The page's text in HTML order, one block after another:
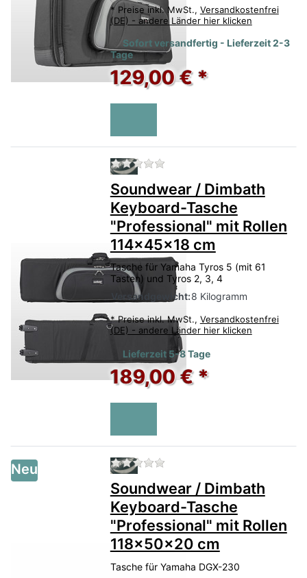
* Preise inkl. MwSt., Versandkostenfrei
(DE) - andere Länder hier klicken
Sofort versandfertig - Lieferzeit 2-3
Tage
129,00 € *
Zu diesem Produkt liegen
Soundwear / Dimbath
Keyboard-Tasche
"Professional" mit Rollen
114x45x18 cm
Tasche für Yamaha Tyros 5 (mit 61
Tasten) und Tyros 2, 3, 4
Versandgewicht:8 Kilogramm
* Preise inkl. MwSt., Versandkostenfrei
(DE) - andere Länder hier klicken
Lieferzeit 5-8 Tage
189,00 € *
Neu Zu diesem Produkt liegen
Soundwear / Dimbath
Keyboard-Tasche
"Professional" mit Rollen
118x50x20 cm
Tasche für Yamaha DGX-230